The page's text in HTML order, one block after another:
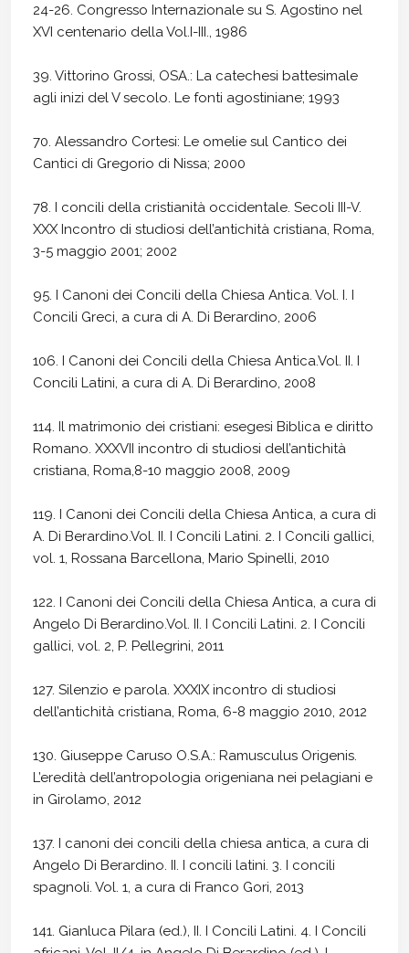
24-26. Congresso Internazionale su S. Agostino nel
XVI centenario della Vol.I-III., 1986
39. Vittorino Grossi, OSA.: La catechesi battesimale
agli inizi del V secolo. Le fonti agostiniane; 1993
70. Alessandro Cortesi: Le omelie sul Cantico dei
Cantici di Gregorio di Nissa; 2000
78. I concili della cristianità occidentale. Secoli III-V.
XXX Incontro di studiosi dell’antichità cristiana, Roma,
3-5 maggio 2001; 2002
95. I Canoni dei Concili della Chiesa Antica. Vol. I. I
Concili Greci, a cura di A. Di Berardino, 2006
106. I Canoni dei Concili della Chiesa Antica.Vol. II. I
Concili Latini, a cura di A. Di Berardino, 2008
114. Il matrimonio dei cristiani: esegesi Biblica e diritto
Romano. XXXVII incontro di studiosi dell’antichità
cristiana, Roma,8-10 maggio 2008, 2009
119. I Canoni dei Concili della Chiesa Antica, a cura di
A. Di Berardino.Vol. II. I Concili Latini. 2. I Concili gallici,
vol. 1, Rossana Barcellona, Mario Spinelli, 2010
122. I Canoni dei Concili della Chiesa Antica, a cura di
Angelo Di Berardino.Vol. II. I Concili Latini. 2. I Concili
gallici, vol. 2, P. Pellegrini, 2011
127. Silenzio e parola. XXXIX incontro di studiosi
dell’antichità cristiana, Roma, 6-8 maggio 2010, 2012
130. Giuseppe Caruso O.S.A.: Ramusculus Origenis.
L’eredità dell’antropologia origeniana nei pelagiani e
in Girolamo, 2012
137. I canoni dei concili della chiesa antica, a cura di
Angelo Di Berardino. II. I concili latini. 3. I concili
spagnoli. Vol. 1, a cura di Franco Gori, 2013
141. Gianluca Pilara (ed.), II. I Concili Latini. 4. I Concili